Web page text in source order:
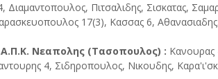
Διαμαντοπουλος, Πιτσαλιδης, Σισκατας,
17(3), Κασσας 6, Αθανασιαδης.
Νεαπολης (Τασοπουλος) : Κανουρας
4, Σιδηροπουλος, Νικουδης,